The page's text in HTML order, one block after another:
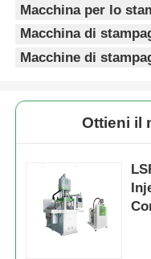
Macchina per lo
Macchina di
Macchine di
Ottieni il